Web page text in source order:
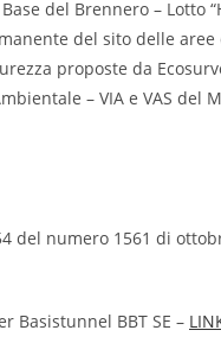
del Brennero – Lotto
del sito delle
proposte da
– VIA e VAS del
del numero 1561 di
Basistunnel BBT SE –